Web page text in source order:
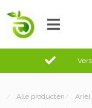
/ Alle producten / Ariel